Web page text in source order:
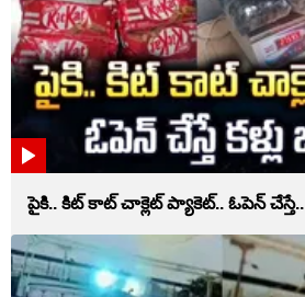
పైకి.. కిట్‌ కాట్‌ చాక్లెట్ ప్యాకెట్‌.. ఓపెన్‌ చేస్తే..